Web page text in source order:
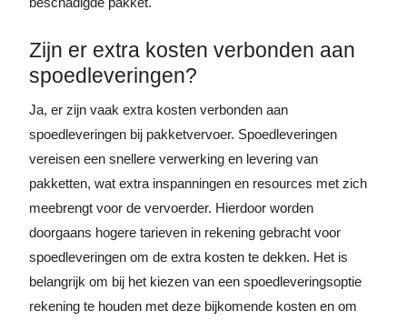
Zijn er extra kosten verbonden aan
spoedleveringen?
Ja, er zijn vaak extra kosten verbonden aan
spoedleveringen bij pakketvervoer. Spoedleveringen
vereisen een snellere verwerking en levering van
pakketten, wat extra inspanningen en resources met zich
meebrengt voor de vervoerder. Hierdoor worden
doorgaans hogere tarieven in rekening gebracht voor
spoedleveringen om de extra kosten te dekken. Het is
belangrijk om bij het kiezen van een spoedleveringsoptie
rekening te houden met deze bijkomende kosten en om